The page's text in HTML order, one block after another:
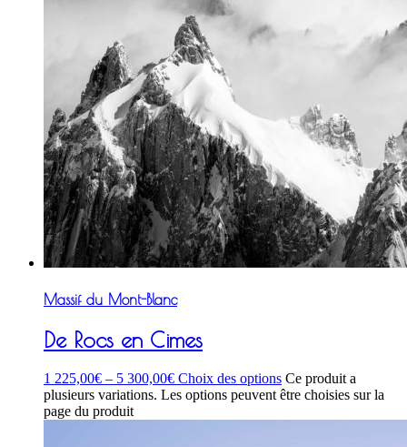
Massif du Mont-Blanc
De Rocs en Cimes
1 225,00€ – 5 300,00€ Choix des options Ce produit a
plusieurs variations. Les options peuvent être choisies sur la
page du produit